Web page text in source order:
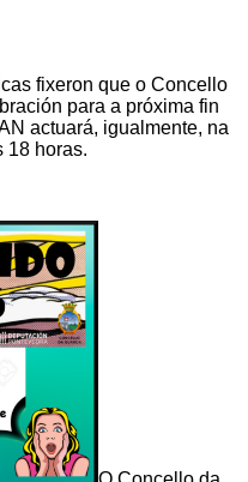
fixeron que o Concello
para a próxima fin
actuará, igualmente, na
18 horas.